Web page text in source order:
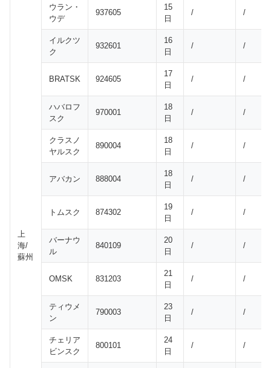
上
海/
蘇州
ウラン・
ウデ
937605
15
日
/ /
イルクツ
ク
932601
16
日
/ /
BRATSK 924605
17
日
/ /
ハバロフ
スク
970001
18
日
/ /
クラスノ
ヤルスク
890004
18
日
/ /
アバカン 888004
18
日
/ /
トムスク 874302
19
日
/ /
バーナウ
ル
840109
20
日
/ /
OMSK 831203
21
日
/ /
ティウメ
ン
790003
23
日
/ /
チェリア
ビンスク
800101
24
日
/ /